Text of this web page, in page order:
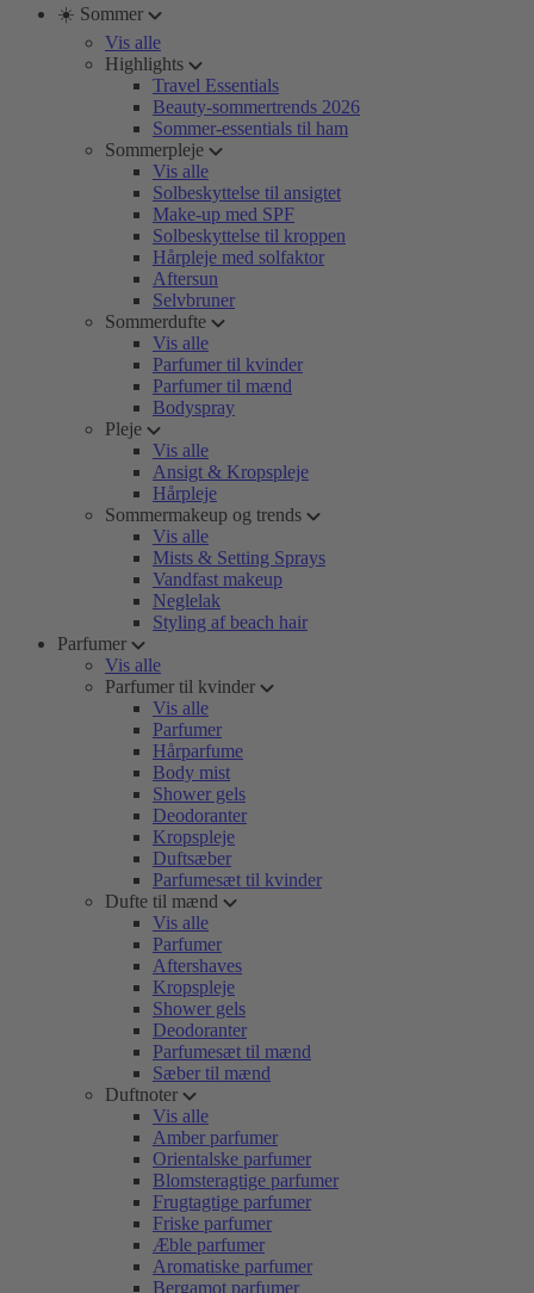
☀️ Sommer
Vis alle
Highlights
Travel Essentials
Beauty-sommertrends 2026
Sommer-essentials til ham
Sommerpleje
Vis alle
Solbeskyttelse til ansigtet
Make-up med SPF
Solbeskyttelse til kroppen
Hårpleje med solfaktor
Aftersun
Selvbruner
Sommerdufte
Vis alle
Parfumer til kvinder
Parfumer til mænd
Bodyspray
Pleje
Vis alle
Ansigt & Kropspleje
Hårpleje
Sommermakeup og trends
Vis alle
Mists & Setting Sprays
Vandfast makeup
Neglelak
Styling af beach hair
Parfumer
Vis alle
Parfumer til kvinder
Vis alle
Parfumer
Hårparfume
Body mist
Shower gels
Deodoranter
Kropspleje
Duftsæber
Parfumesæt til kvinder
Dufte til mænd
Vis alle
Parfumer
Aftershaves
Kropspleje
Shower gels
Deodoranter
Parfumesæt til mænd
Sæber til mænd
Duftnoter
Vis alle
Amber parfumer
Orientalske parfumer
Blomsteragtige parfumer
Frugtagtige parfumer
Friske parfumer
Æble parfumer
Aromatiske parfumer
Bergamot parfumer